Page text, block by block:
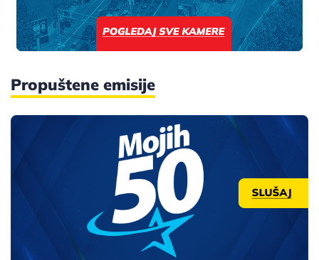
Propuštene emisije